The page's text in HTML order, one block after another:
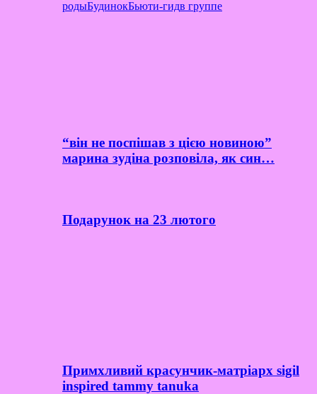
родыБудинокБьюти-гидв группе
“він не поспішав з цією новиною”
марина зудіна розповіла, як син…
Подарунок на 23 лютого
Примхливий красунчик-матріарх sigil
inspired tammy tanuka